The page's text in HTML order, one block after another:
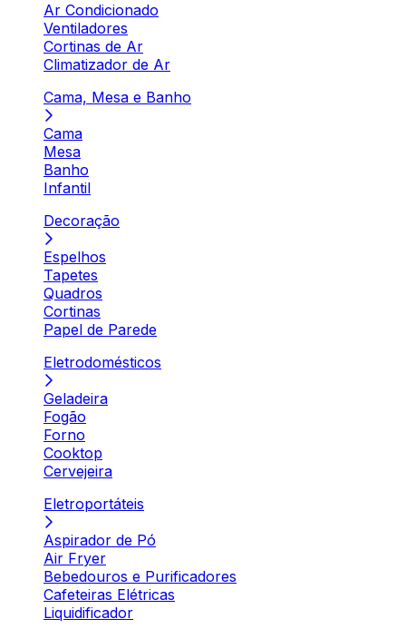
Ar Condicionado
Ventiladores
Cortinas de Ar
Climatizador de Ar
Cama, Mesa e Banho
Cama
Mesa
Banho
Infantil
Decoração
Espelhos
Tapetes
Quadros
Cortinas
Papel de Parede
Eletrodomésticos
Geladeira
Fogão
Forno
Cooktop
Cervejeira
Eletroportáteis
Aspirador de Pó
Air Fryer
Bebedouros e Purificadores
Cafeteiras Elétricas
Liquidificador